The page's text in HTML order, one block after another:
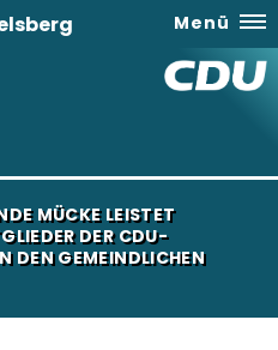
Menü
MÜCKE LEISTET
DER CDU-
DEN GEMEINDLICHEN